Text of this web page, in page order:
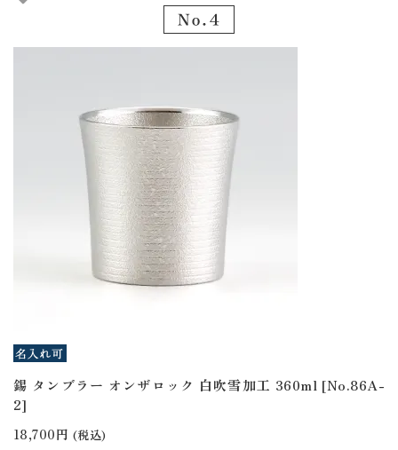
錫 タンブラー オンザロック 白吹雪加工 360ml [No.86A-
2]
18,700円 (税込)